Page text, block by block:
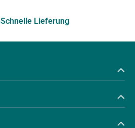
Schnelle Lieferung